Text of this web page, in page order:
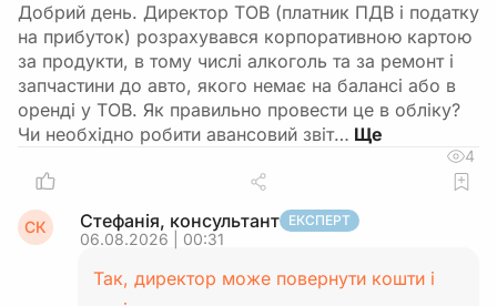
Добрий день. Директор ТОВ (платник ПДВ і податку
на прибуток) розрахувався корпоративною картою
за продукти, в тому числі алкоголь та за ремонт і
запчастини до авто, якого немає на балансі або в
оренді у ТОВ. Як правильно провести це в обліку?
Чи необхідно робити авансовий звіт…
4
СК Стефанія, консультант ЕКСПЕРТ
06.08.2026 | 00:31
Так, директор може повернути кошти і